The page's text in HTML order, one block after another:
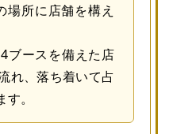
場所に店舗を構え
ブースを備えた店
れ、落ち着いて占
。